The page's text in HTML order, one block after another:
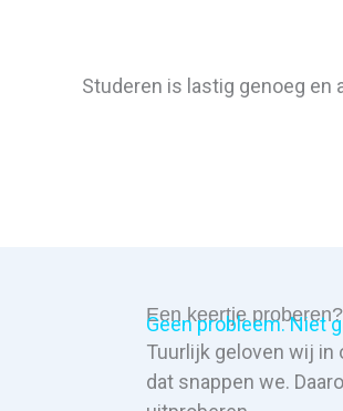
Studeren is lastig genoeg en
Een keertje proberen?
Geen probleem. Niet
Tuurlijk geloven wij in
dat snappen we.